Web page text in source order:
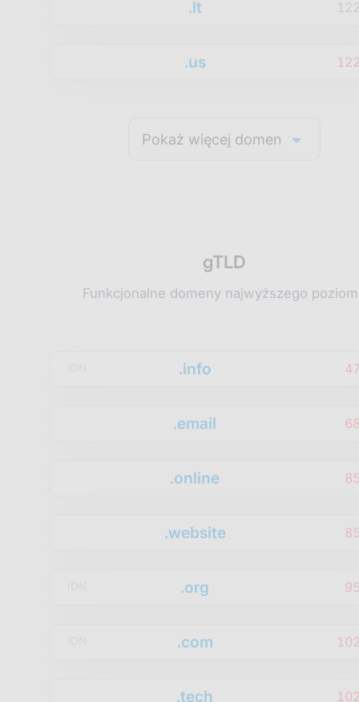
.lt
.us
Pokaż więcej domen
gTLD
Funkcjonalne domeny najwyższego
.info
.email
.online
.website
.org
.com
.tech